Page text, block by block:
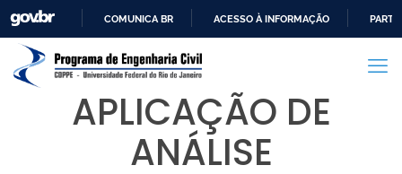
PARA
CONTEÚDO
COMUNICA BR ACESSO À INFORMAÇÃO
APLICAÇÃO DE
ANÁLISE